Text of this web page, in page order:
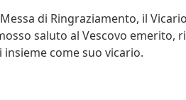
di Ringraziamento, il
saluto al Vescovo emerito,
come suo vicario.